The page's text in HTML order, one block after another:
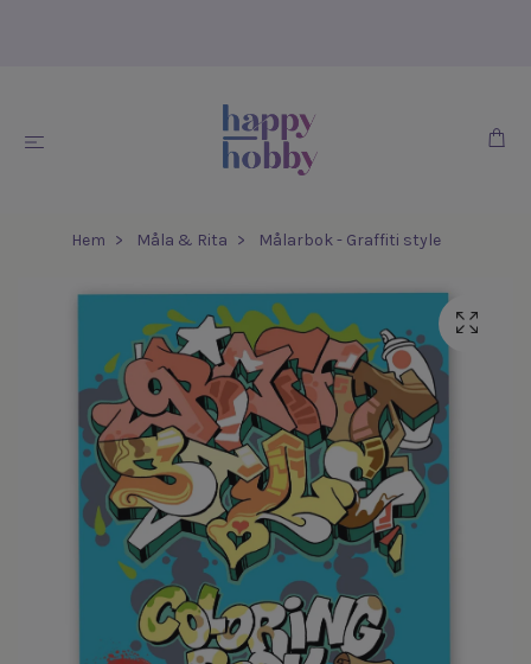
Hem Måla & Rita Målarbok - Graffiti style